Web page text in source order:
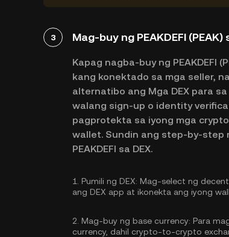
3 Mag-buy ng PEAKDEFI
Kapag nagba-buy ng PEAKDEFI
kang konektado sa mga seller,
alternatibo ang Mga DEX para
walang sign-up o identity
pagprotekta sa iyong mga
wallet. Sundin ang step-by-step
PEAKDEFI sa DEX.
1. Pumili ng DEX: Mag-select ng
ang DEX app at ikonekta ang iyong
2. Mag-buy ng base currency: Para
currency, dahil crypto-to-crypto